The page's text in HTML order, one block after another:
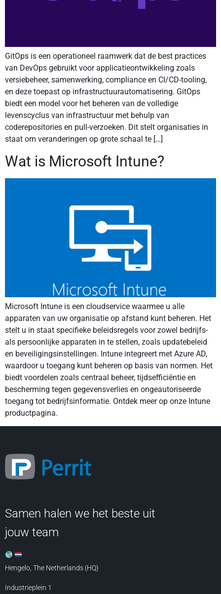
GitOps is een operationeel raamwerk dat de best practices
van DevOps gebruikt voor applicatieontwikkeling zoals
versiebeheer, samenwerking, compliance en CI/CD-tooling,
en deze toepast op infrastructuurautomatisering. GitOps
biedt een model voor het beheren van de volledige
levenscyclus van infrastructuur met behulp van
coderepositories en pull-verzoeken. Dit stelt organisaties in
staat om veranderingen op grote schaal te […]
Wat is Microsoft Intune?
Microsoft Intune is een cloudservice waarmee u alle
apparaten van uw organisatie op afstand kunt beheren. Het
stelt u in staat specifieke beleidsregels voor zowel bedrijfs-
als persoonlijke apparaten in te stellen, zoals updatebeleid
en beveiligingsinstellingen. Intune integreert met Azure AD,
waardoor u toegang kunt beheren op basis van normen. Het
biedt voordelen zoals centraal beheer, tijdsefficiëntie en
bescherming tegen gegevensverlies en ongeautoriseerde
toegang tot bedrijfsinformatie. Ontdek meer op onze Intune
productpagina.
Samen halen we het beste uit
jouw team
Hengelo, The Netherlands (HQ)
Industrieplein 1